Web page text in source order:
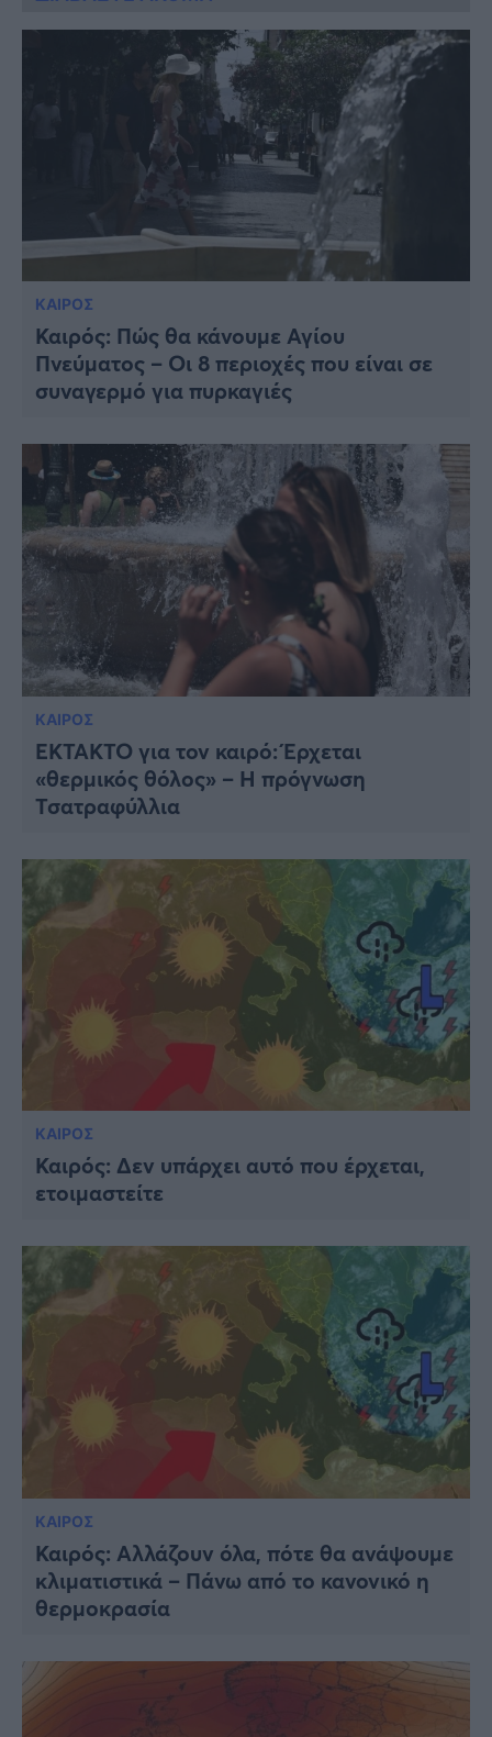
ΚΑΙΡΟΣ
Καιρός: Πώς θα κάνουμε Αγίου
Πνεύματος – Οι 8 περιοχές που είναι σε
συναγερμό για πυρκαγιές
ΚΑΙΡΟΣ
ΕΚΤΑΚΤΟ για τον καιρό: Έρχεται
«θερμικός θόλος» – Η πρόγνωση
Τσατραφύλλια
ΚΑΙΡΟΣ
Καιρός: Δεν υπάρχει αυτό που έρχεται,
ετοιμαστείτε
ΚΑΙΡΟΣ
Καιρός: Αλλάζουν όλα, πότε θα ανάψουμε
κλιματιστικά – Πάνω από το κανονικό η
θερμοκρασία